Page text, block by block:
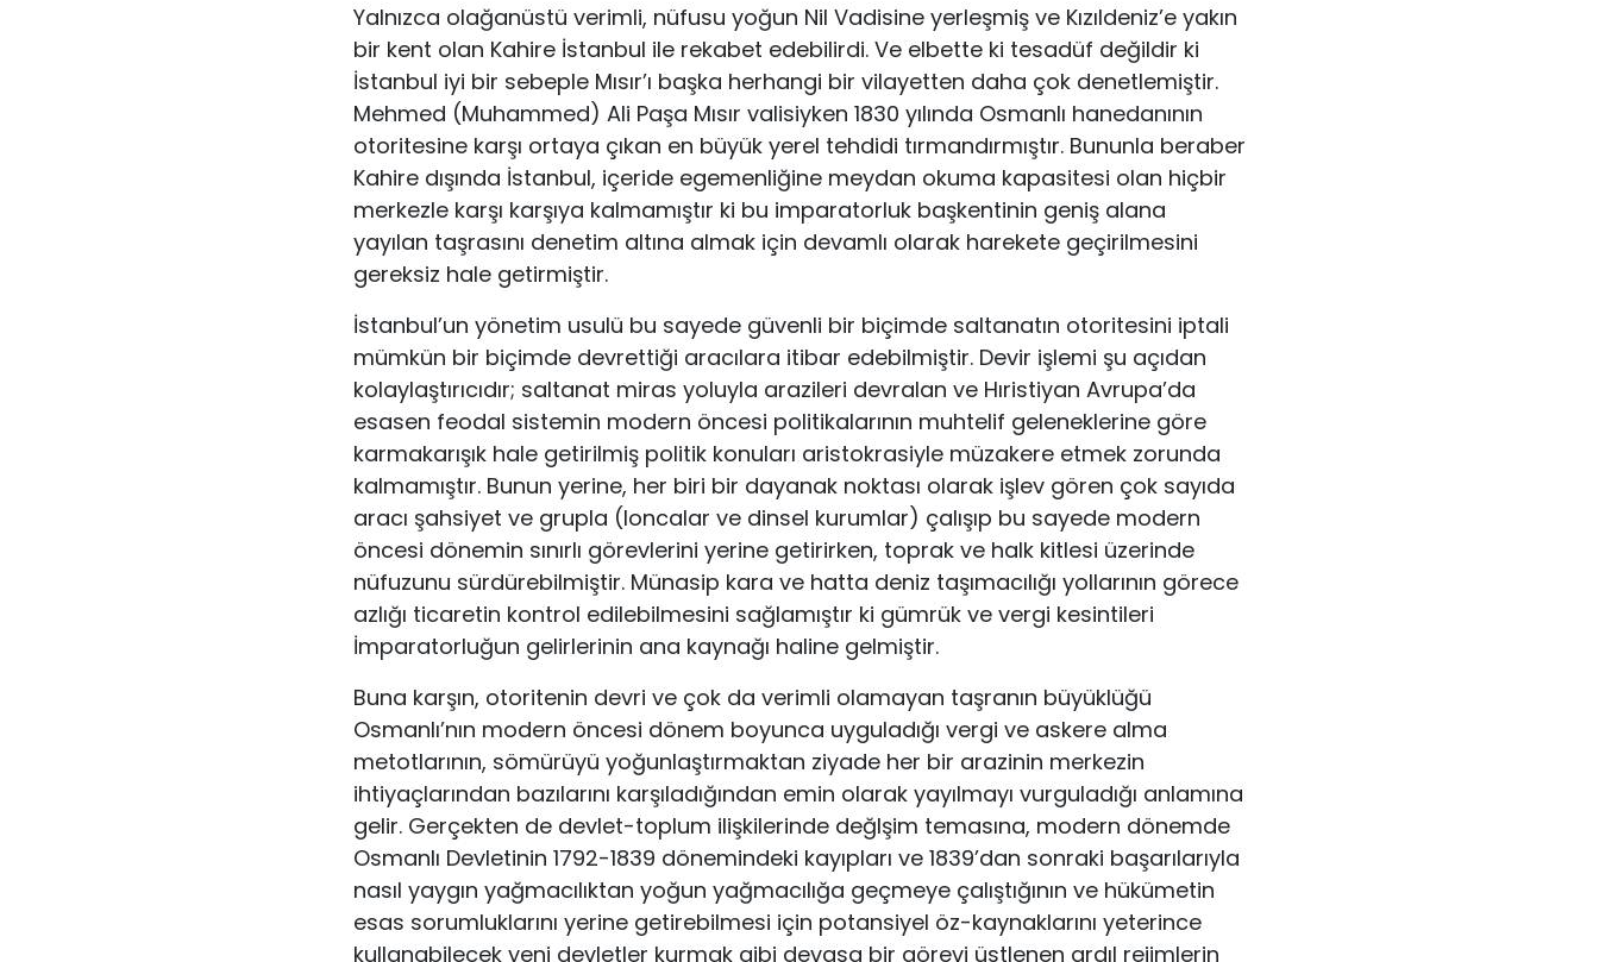
Yalnızca olağanüstü verimli, nüfusu yoğun Nil Vadisine yerleşmiş ve Kızıldeniz’e yakın
bir kent olan Kahire İstanbul ile rekabet edebilirdi. Ve elbette ki tesadüf değildir ki
İstanbul iyi bir sebeple Mısır’ı başka herhangi bir vilayetten daha çok denetlemiştir.
Mehmed (Muhammed) Ali Paşa Mısır valisiyken 1830 yılında Osmanlı hanedanının
otoritesine karşı ortaya çıkan en büyük yerel tehdidi tırmandırmıştır. Bununla beraber
Kahire dışında İstanbul, içeride egemenliğine meydan okuma kapasitesi olan hiçbir
merkezle karşı karşıya kalmamıştır ki bu imparatorluk başkentinin geniş alana
yayılan taşrasını denetim altına almak için devamlı olarak harekete geçirilmesini
gereksiz hale getirmiştir.
İstanbul’un yönetim usulü bu sayede güvenli bir biçimde saltanatın otoritesini iptali
mümkün bir biçimde devrettiği aracılara itibar edebilmiştir. Devir işlemi şu açıdan
kolaylaştırıcıdır; saltanat miras yoluyla arazileri devralan ve Hıristiyan Avrupa’da
esasen feodal sistemin modern öncesi politikalarının muhtelif geleneklerine göre
karmakarışık hale getirilmiş politik konuları aristokrasiyle müzakere etmek zorunda
kalmamıştır. Bunun yerine, her biri bir dayanak noktası olarak işlev gören çok sayıda
aracı şahsiyet ve grupla (loncalar ve dinsel kurumlar) çalışıp bu sayede modern
öncesi dönemin sınırlı görevlerini yerine getirirken, toprak ve halk kitlesi üzerinde
nüfuzunu sürdürebilmiştir. Münasip kara ve hatta deniz taşımacılığı yollarının görece
azlığı ticaretin kontrol edilebilmesini sağlamıştır ki gümrük ve vergi kesintileri
İmparatorluğun gelirlerinin ana kaynağı haline gelmiştir.
Buna karşın, otoritenin devri ve çok da verimli olamayan taşranın büyüklüğü
Osmanlı’nın modern öncesi dönem boyunca uyguladığı vergi ve askere alma
metotlarının, sömürüyü yoğunlaştırmaktan ziyade her bir arazinin merkezin
ihtiyaçlarından bazılarını karşıladığından emin olarak yayılmayı vurguladığı anlamına
gelir. Gerçekten de devlet-toplum ilişkilerinde değlşim temasına, modern dönemde
Osmanlı Devletinin 1792-1839 dönemindeki kayıpları ve 1839’dan sonraki başarılarıyla
nasıl yaygın yağmacılıktan yoğun yağmacılığa geçmeye çalıştığının ve hükümetin
esas sorumluklarını yerine getirebilmesi için potansiyel öz-kaynaklarını yeterince
kullanabilecek yeni devletler kurmak gibi devasa bir görevi üstlenen ardıl rejimlerin